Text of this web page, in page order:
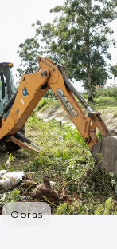
Obras